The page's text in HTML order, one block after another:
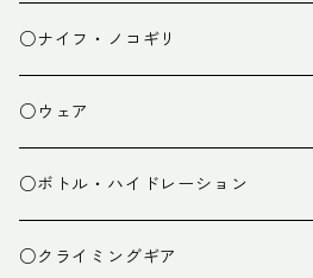
チェア
焚き火台
焚き火小物
○ナイフ・ノコギリ
○ウェア
ミドルレイヤー
ベースレイヤー
○ボトル・ハイドレーション
○クライミングギア